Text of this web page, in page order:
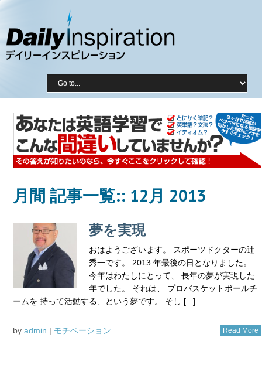
月間 記事一覧:: 12月 2013
夢を実現
おはようございます。 スポーツドクターの辻
秀一です。 2013 年最後の日となりました。
今年はわたしにとって、 長年の夢が実現した
年でした。 それは、 プロバスケットボールチ
ームを 持って活動する、という夢です。 そし [...]
by admin | モチベーション Read More